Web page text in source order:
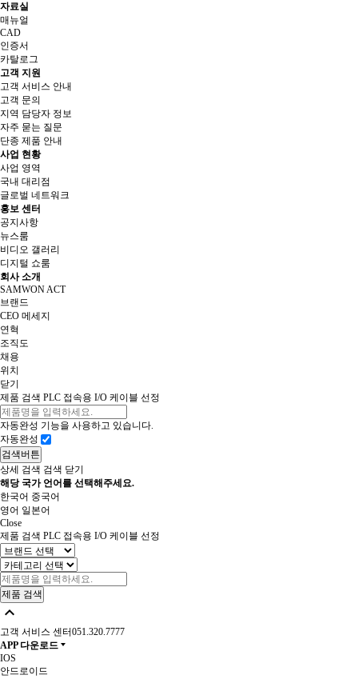
자료실
매뉴얼
CAD
인증서
카탈로그
고객 지원
고객 서비스 안내
고객 문의
지역 담당자 정보
자주 묻는 질문
단종 제품 안내
사업 현황
사업 영역
국내 대리점
글로벌 네트워크
홍보 센터
공지사항
뉴스룸
비디오 갤러리
디지털 쇼룸
회사 소개
SAMWON ACT
브랜드
CEO 메세지
연혁
조직도
채용
위치
닫기
제품 검색 PLC 접속용 I/O 케이블 선정
자동완성 기능을 사용하고 있습니다.
자동완성
검색버튼
상세 검색 검색 닫기
해당 국가 언어를 선택해주세요.
한국어 중국어
영어 일본어
Close
제품 검색 PLC 접속용 I/O 케이블 선정

고객 서비스 센터051.320.7777
APP 다운로드
IOS
안드로이드